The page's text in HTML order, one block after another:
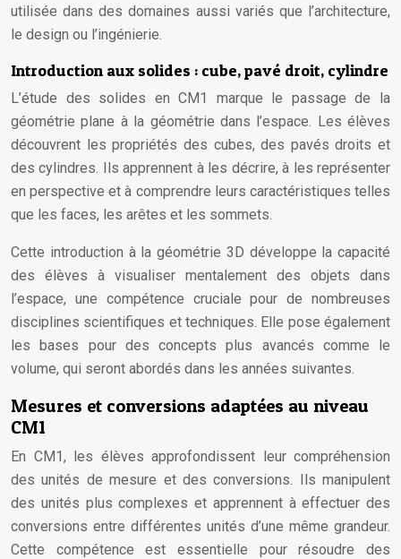
utilisée dans des domaines aussi variés que l’architecture,
le design ou l’ingénierie.
Introduction aux solides : cube, pavé droit, cylindre
L’étude des solides en CM1 marque le passage de la
géométrie plane à la géométrie dans l’espace. Les élèves
découvrent les propriétés des cubes, des pavés droits et
des cylindres. Ils apprennent à les décrire, à les représenter
en perspective et à comprendre leurs caractéristiques telles
que les faces, les arêtes et les sommets.
Cette introduction à la géométrie 3D développe la capacité
des élèves à visualiser mentalement des objets dans
l’espace, une compétence cruciale pour de nombreuses
disciplines scientifiques et techniques. Elle pose également
les bases pour des concepts plus avancés comme le
volume, qui seront abordés dans les années suivantes.
Mesures et conversions adaptées au niveau
CM1
En CM1, les élèves approfondissent leur compréhension
des unités de mesure et des conversions. Ils manipulent
des unités plus complexes et apprennent à effectuer des
conversions entre différentes unités d’une même grandeur.
Cette compétence est essentielle pour résoudre des